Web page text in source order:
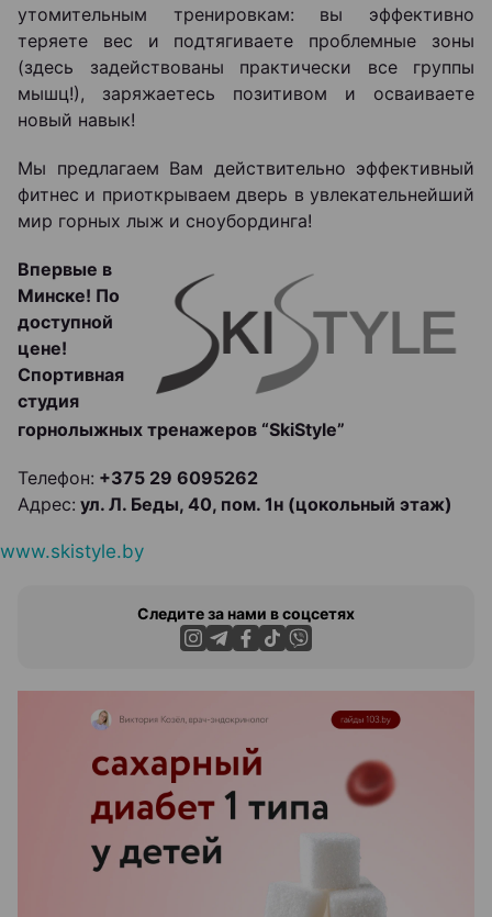
утомительным тренировкам: вы эффективно
теряете вес и подтягиваете проблемные зоны
(здесь задействованы практически все группы
мышц!), заряжаетесь позитивом и осваиваете
новый навык!
Мы предлагаем Вам действительно эффективный
фитнес и приоткрываем дверь в увлекательнейший
мир горных лыж и сноубординга!
Впервые в
Минске! По
доступной
цене!
Спортивная
студия
горнолыжных тренажеров “SkiStyle”
Телефон: +375 29 6095262
Адрес: ул. Л. Беды, 40, пом. 1н (цокольный этаж)
www.skistyle.by
Следите за нами в соцсетях
ЭФФЕКТИВНАЯ РЕКЛАМА НА САЙТЕ